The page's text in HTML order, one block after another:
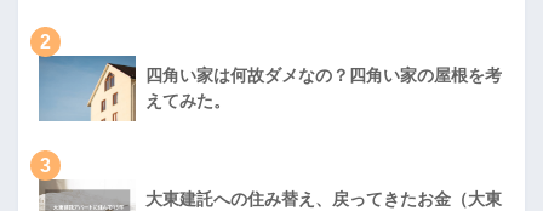
2
四角い家は何故ダメなの？四角い家の屋根を考
えてみた。
3
大東建託への住み替え、戻ってきたお金（大東